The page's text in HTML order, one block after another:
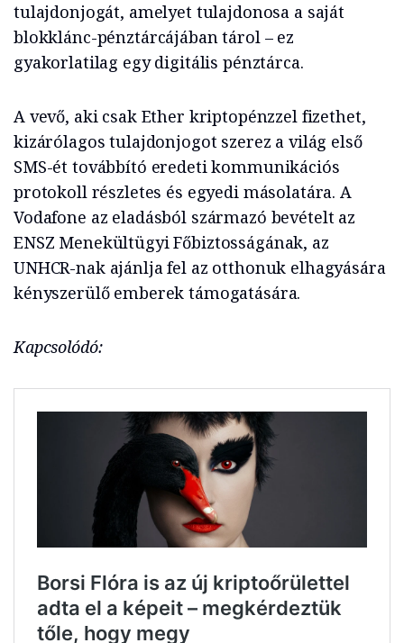
tulajdonjogát, amelyet tulajdonosa a saját
blokklánc-pénztárcájában tárol – ez
gyakorlatilag egy digitális pénztárca.
A vevő, aki csak Ether kriptopénzzel fizethet,
kizárólagos tulajdonjogot szerez a világ első
SMS-ét továbbító eredeti kommunikációs
protokoll részletes és egyedi másolatára. A
Vodafone az eladásból származó bevételt az
ENSZ Menekültügyi Főbiztosságának, az
UNHCR-nak ajánlja fel az otthonuk elhagyására
kényszerülő emberek támogatására.
Kapcsolódó: